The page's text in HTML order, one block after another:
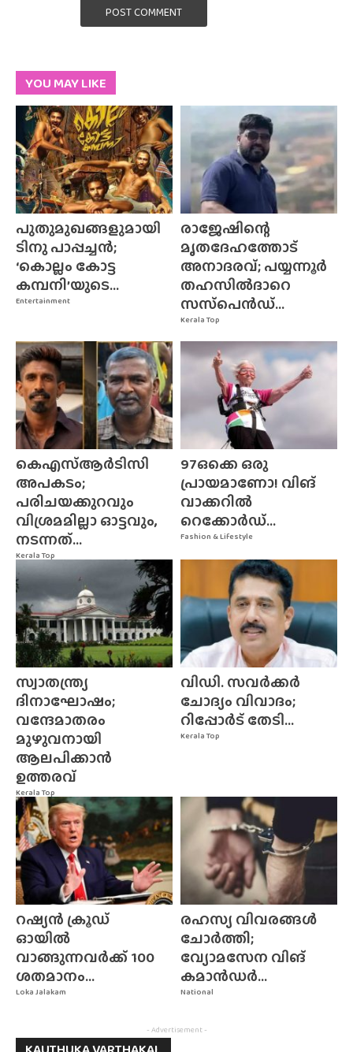
POST COMMENT
YOU MAY LIKE
Entertainment
പുതുമുഖങ്ങളുമായി
ടിനു പാപ്പച്ചൻ;
‘കൊല്ലം കോട്ട
കമ്പനി’യുടെ...
Kerala Top
രാജേഷിന്റെ
മൃതദേഹത്തോട്
അനാദരവ്; പയ്യന്നൂർ
തഹസിൽദാറെ
സസ്‌പെൻഡ്...
Kerala Top
കെഎസ്ആർടിസി
അപകടം;
പരിചയക്കുറവും
വിശ്രമമില്ലാ ഓട്ടവും,
നടന്നത്...
Fashion & Lifestyle
97ഒക്കെ ഒരു
പ്രായമാണോ! വിങ്
വാക്കറിൽ
റെക്കോർഡ്...
Kerala Top
സ്വാതന്ത്ര്യ
ദിനാഘോഷം;
വന്ദേമാതരം
മുഴുവനായി
ആലപിക്കാൻ
ഉത്തരവ്
Kerala Top
വിഡി. സവർക്കർ
ചോദ്യം വിവാദം;
റിപ്പോർട് തേടി...
Loka Jalakam
റഷ്യൻ ക്രൂഡ്
ഓയിൽ
വാങ്ങുന്നവർക്ക് 100
ശതമാനം...
National
രഹസ്യ വിവരങ്ങൾ
ചോർത്തി;
വ്യോമസേന വിങ്‌
കമാൻഡർ...
- Advertisement -